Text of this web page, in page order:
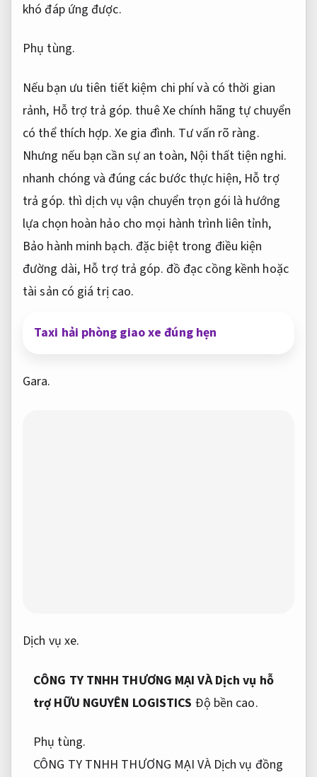
khó đáp ứng được.
Phụ tùng.
Nếu bạn ưu tiên tiết kiệm chi phí và có thời gian
rảnh, Hỗ trợ trả góp. thuê Xe chính hãng tự chuyển
có thể thích hợp. Xe gia đình. Tư vấn rõ ràng.
Nhưng nếu bạn cần sự an toàn, Nội thất tiện nghi.
nhanh chóng và đúng các bước thực hiện, Hỗ trợ
trả góp. thì dịch vụ vận chuyển trọn gói là hướng
lựa chọn hoàn hảo cho mọi hành trình liên tỉnh,
Bảo hành minh bạch. đặc biệt trong điều kiện
đường dài, Hỗ trợ trả góp. đồ đạc cồng kềnh hoặc
tài sản có giá trị cao.
Taxi hải phòng giao xe đúng hẹn
Gara.
Dịch vụ xe.
CÔNG TY TNHH THƯƠNG MẠI VÀ Dịch vụ hỗ
trợ HỮU NGUYÊN LOGISTICS Độ bền cao.
Phụ tùng.
CÔNG TY TNHH THƯƠNG MẠI VÀ Dịch vụ đồng